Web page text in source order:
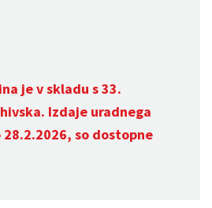
je v skladu s 33.
Izdaje uradnega
so dostopne